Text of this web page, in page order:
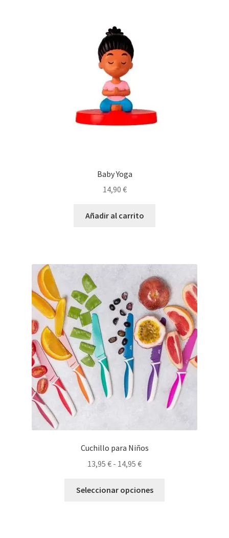
Baby Yoga
14,90 €
Añadir al carrito
Cuchillo para Niños
13,95 € - 14,95 €Rango
precios:
Seleccionar opciones